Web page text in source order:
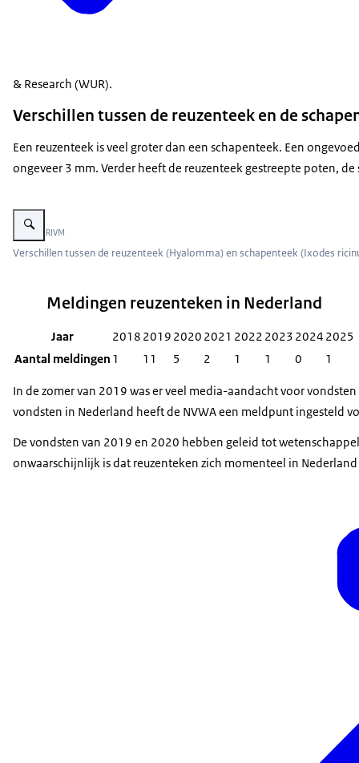
& Research (WUR).
Verschillen tussen de reuzenteek en de
Een reuzenteek is veel groter dan een schapenteek. Een
ongeveer 3 mm. Verder heeft de reuzenteek gestreepte poten,
Vergroot afbeelding Verschillen tussen de reuzenteek (Hyalomma) en
Beeld: © RIVM
Verschillen tussen de reuzenteek (Hyalomma) en schapenteek (Ixodes
Meldingen reuzenteken in Nederland
Jaar 2018 2019 2020 2021 2022 2023 2024 2025
Aantal meldingen 1 11 5 2 1 1 0 1
In de zomer van 2019 was er veel media-aandacht voor
vondsten in Nederland heeft de NVWA een meldpunt ingesteld
De vondsten van 2019 en 2020 hebben geleid tot
onwaarschijnlijk is dat reuzenteken zich momenteel in